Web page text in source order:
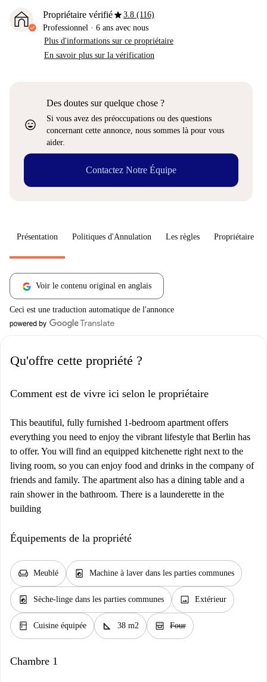
Propriétaire vérifiéstar3.8 (116)
Professionnel · 6 ans avec nous
Plus d'informations sur ce propriétaire
En savoir plus sur la vérification
sentiment_very_satisfied
Des doutes sur quelque chose ?
Si vous avez des préoccupations ou des questions
concernant cette annonce, nous sommes là pour vous
aider.
Contactez Notre Équipe
Présentation Politiques d'Annulation Les règles Propriétaire
Voir le contenu original en anglais
Ceci est une traduction automatique de l'annonce
Qu'offre cette propriété ?
Comment est de vivre ici selon le propriétaire
This beautiful, fully furnished 1-bedroom apartment offers
everything you need to enjoy the vibrant lifestyle that Berlin has
to offer. You will find an equipped kitchenette right next to the
living room, so you can enjoy food and drinks in the company of
friends and family. The apartment also has a dining table and a
rain shower in the bathroom. There is a launderette in the
building
Équipements de la propriété
chair Meublé local_laundry_service Machine à laver dans les parties communes
local_laundry_service Sèche-linge dans les parties communes image Extérieur
kitchen Cuisine équipée square_foot 38 m2 oven_gen Four
Chambre 1